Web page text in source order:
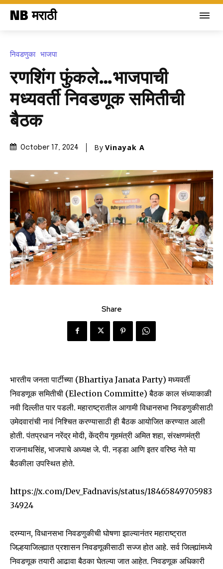
NB मराठी
निवडणुका भाजपा
रणशिंग फुंकले…भाजपाची
मध्यवर्ती निवडणूक समितीची
बैठक
October 17, 2024 By Vinayak A
Share
भारतीय जनता पार्टीच्या (Bhartiya Janata Party) मध्यवर्ती
निवडणूक समितीची (Election Committe) बैठक काल संध्याकाळी
नवी दिल्लीत पार पडली. महाराष्ट्रातील आगामी विधानसभा निवडणुकीसाठी
उमेदवारांची नावं निश्चित करण्यासाठी ही बैठक आयोजित करण्यात आली
होती. पंतप्रधान नरेंद्र मोदी, केंद्रीय गृहमंत्री अमित शहा, संरक्षणमंत्री
राजनाथसिंह, भाजपाचे अध्यक्ष जे. पी. नड्डा आणि इतर वरिष्ठ नेते या
बैठकीला उपस्थित होते.
https://x.com/Dev_Fadnavis/status/18465849705983
34924
दरम्यान, विधानसभा निवडणुकीची घोषणा झाल्यानंतर महाराष्ट्रात
जिल्हयाजिल्ह्यात प्रशासन निवडणूकीसाठी सज्ज होत आहे. सर्व जिल्ह्यांमध्ये
निवडणूक तयारी आढावा बैठका घेतल्या जात आहेत. निवडणूक अधिकारी